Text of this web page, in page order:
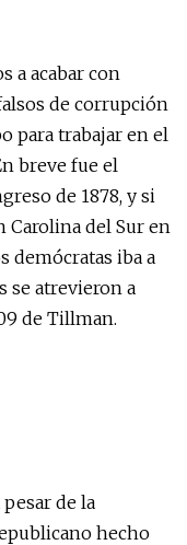
a acabar con
de corrupción
para trabajar en el
breve fue el
de 1878, y si
Carolina del Sur en
demócratas iba a
se atrevieron a
de Tillman.
de la
hecho